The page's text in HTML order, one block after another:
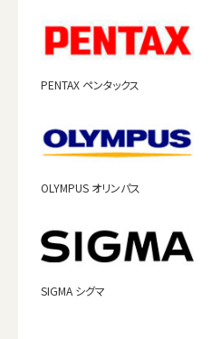
PENTAX ペンタックス
OLYMPUS オリンパス
SIGMA シグマ